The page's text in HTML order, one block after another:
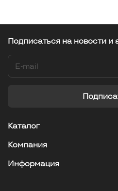
Подписаться на новости и
Каталог
Компания
Информация